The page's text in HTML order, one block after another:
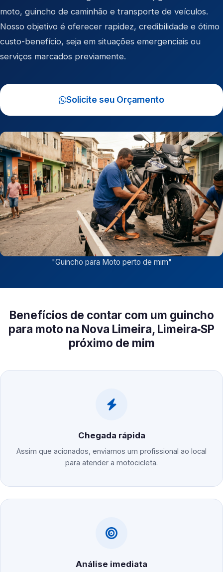
moto, guincho de caminhão e transporte de veículos.
Nosso objetivo é oferecer rapidez, credibilidade e ótimo
custo-benefício, seja em situações emergenciais ou
serviços marcados previamente.
Solicite seu Orçamento
"Guincho para Moto perto de mim"
Benefícios de contar com um guincho
para moto na Nova Limeira, Limeira‑SP
próximo de mim
Chegada rápida
Assim que acionados, enviamos um profissional ao local
para atender a motocicleta.
Análise imediata